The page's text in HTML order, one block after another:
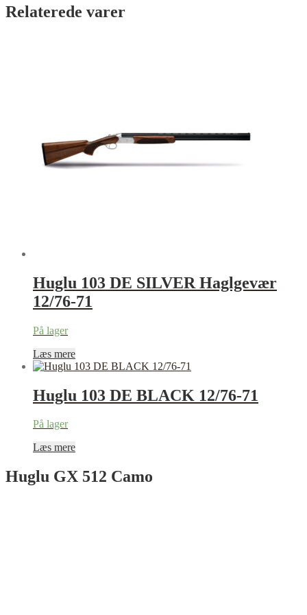
Relaterede varer
Huglu 103 DE SILVER Haglgevær
12/76-71
På lager
Læs mere
Huglu 103 DE BLACK 12/76-71
På lager
Læs mere
Huglu GX 512 Camo